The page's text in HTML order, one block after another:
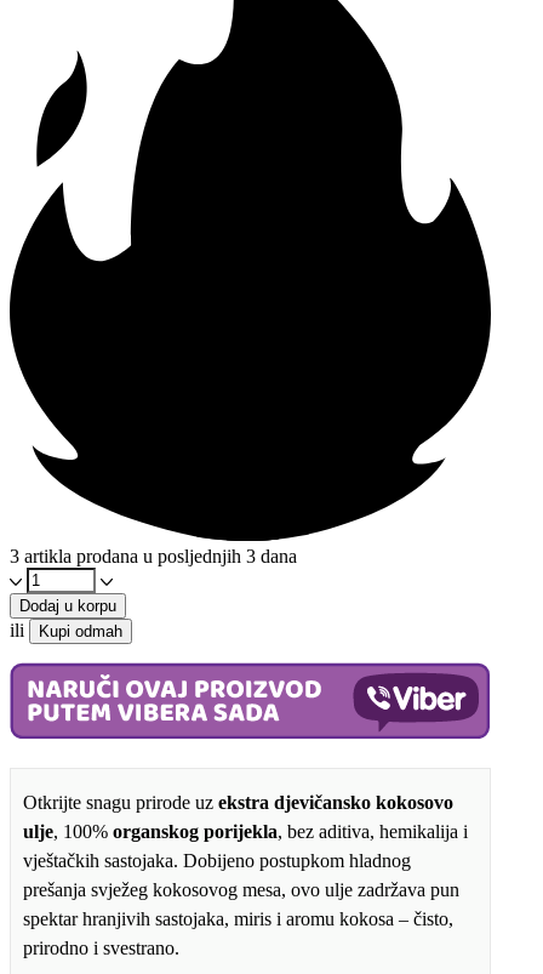
3 artikla prodana u posljednjih 3 dana
Ekstra
djevičansko
kokosovo
ulje
300ml
Organsko
količina
Dodaj u korpu
ili Kupi odmah
Otkrijte snagu prirode uz ekstra djevičansko kokosovo
ulje, 100% organskog porijekla, bez aditiva, hemikalija i
vještačkih sastojaka. Dobijeno postupkom hladnog
prešanja svježeg kokosovog mesa, ovo ulje zadržava pun
spektar hranjivih sastojaka, miris i aromu kokosa – čisto,
prirodno i svestrano.